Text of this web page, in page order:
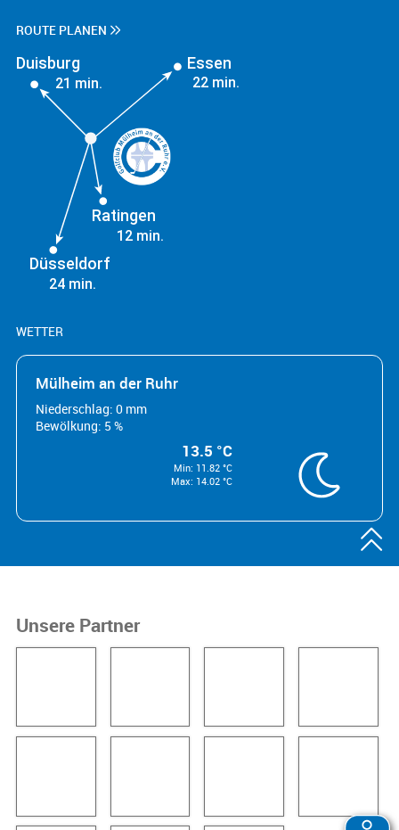
ROUTE PLANEN
Ratingen
Düsseldorf
Essen
Duisburg
21 min. 22 min.
12 min.
24 min.
WETTER
Mülheim an der Ruhr
Niederschlag: 0 mm
Bewölkung: 5 %
13.5 °C
Min: 11.82 °C
Max: 14.02 °C

Unsere Partner